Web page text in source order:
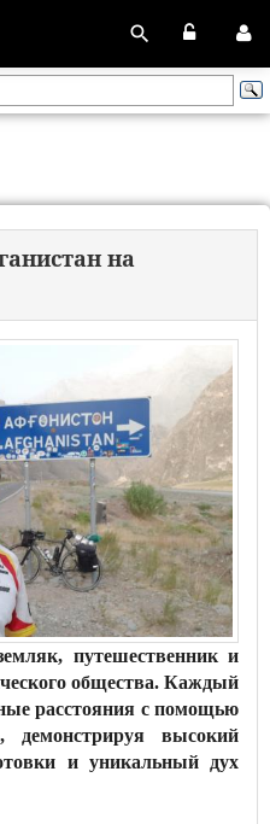
на
путешественник и
общества. Каждый
расстояния с помощью
демонстрируя высокий
и уникальный дух